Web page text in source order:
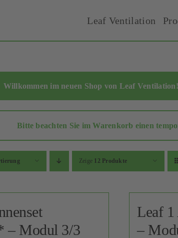
Leaf Ventilation
Willkommen im neuen Shop von Leaf
Bitte beachten Sie im Warenkorb einen
Zeige 12 Produkte
– Modul 3/3
Leaf
–